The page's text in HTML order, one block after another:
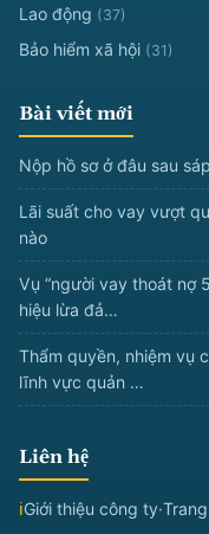
Lao động (37)
Bảo hiểm xã hội (31)
Bài viết mới
Nộp hồ sơ ở đâu sau
Lãi suất cho vay vượt
nào
Vụ “người vay thoát nợ
hiệu lừa đả…
Thẩm quyền, nhiệm vụ
lĩnh vực quản …
Liên hệ
ℹGiới thiệu công ty·